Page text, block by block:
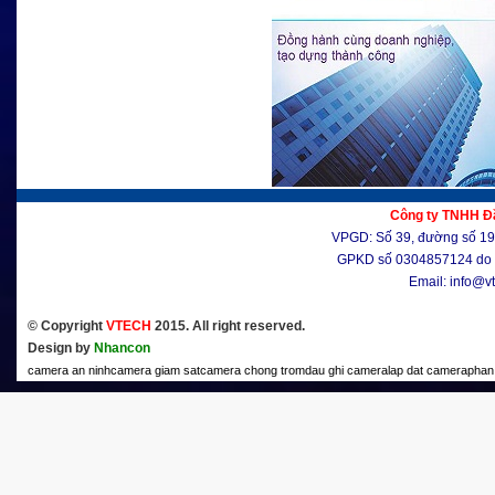
Công ty TNHH
VPGD: Số 39, đường số
GPKD số 0304857124
Email:
© Copyright VTECH 2015. All right reserved.
Design by Nhancon
camera an ninhcamera giam satcamera chong tromdau ghi cameralap dat camera